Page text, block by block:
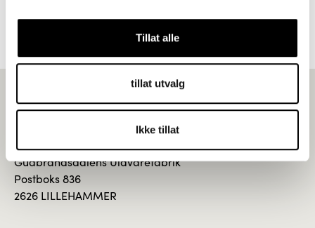
Tillat alle
tillat utvalg
Ikke tillat
Gudbrandsdalens Uldvarefabrik
Postboks 836
2626 LILLEHAMMER